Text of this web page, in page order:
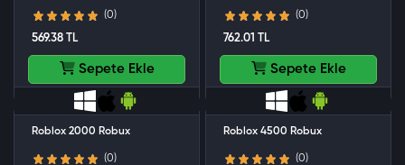
(0)
569.38 TL
Sepete Ekle
(0)
762.01 TL
Sepete Ekle
Roblox 2000 Robux
(0)
Roblox 4500 Robux
(0)